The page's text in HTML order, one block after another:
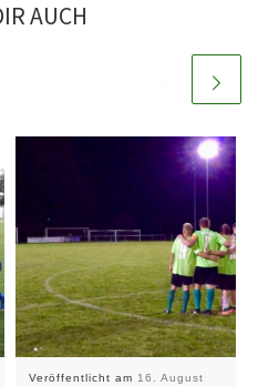
AUCH
Veröffentlicht am 16. August